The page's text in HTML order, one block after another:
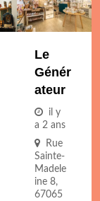
Le
Génér
Ateur
il y
a 2 ans
Rue
Sainte-
Madele
ine 8,
67065